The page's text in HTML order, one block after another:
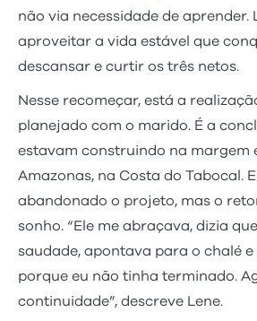
não via necessidade de aprender.
aproveitar a vida estável que
descansar e curtir os três netos.
Nesse recomeçar, está a
planejado com o marido. É a
estavam construindo na margem
Amazonas, na Costa do Tabocal.
abandonado o projeto, mas o
sonho. “Ele me abraçava, dizia
saudade, apontava para o chalé
porque eu não tinha terminado.
continuidade”, descreve Lene.